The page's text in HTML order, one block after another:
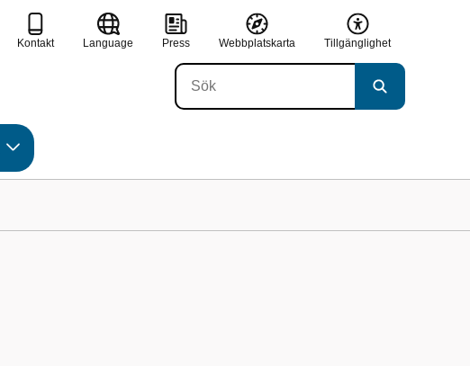
Kontakt Language Press Webbplatskarta Tillgänglighet